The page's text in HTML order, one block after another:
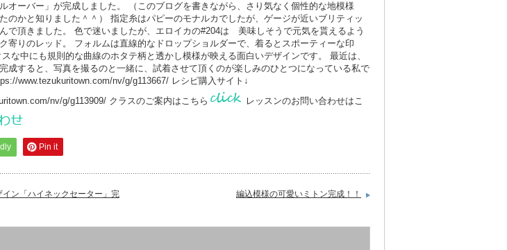
ルオーバー」が完成しました。 （このブログを書きながら、さり気なく個性的な地模様
のかと知りました＾＾） 指定糸はパピーのモナルカでしたが、ゲージが近いブリティッ
で頂きました。 色で迷いましたが、エロイカの#204は 美味しそうで元気を貰えるよう
寄りのレッド。 フォルムは直線的なドロップショルダーで、着るとスポーティーな印
な中にも規則的な曲線のホタテ柄と透かし模様が映える面白いデザインです。 最近は、
成すると、写真を撮るのと一緒に、試着させて頂くのが楽しみのひとつになっている私で
www.tezukuritown.com/nv/g/g113667/ レシピ購入サイト↓
nv/g/g113909/ クラスのご案内はこちら
レッスンのお問い合わせはこ
Pin it
ン「ハイネックセーター」完
編込模様の可愛いミトン完成！！